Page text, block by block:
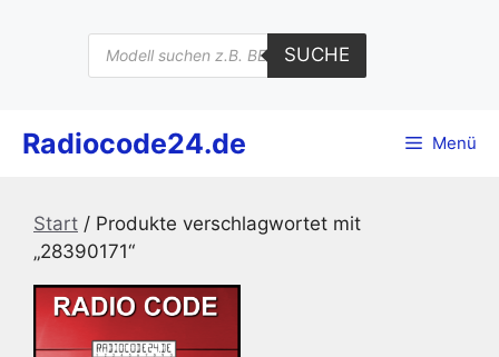
Products
search
SUCHE
Radiocode24.de Menü
Start / Produkte verschlagwortet mit
„28390171“